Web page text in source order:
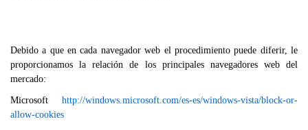
Debido a que en cada navegador web el procedimiento puede diferir, le
proporcionamos la relación de los principales navegadores web del
mercado:
Microsoft http://windows.microsoft.com/es-es/windows-vista/block-or-
allow-cookies